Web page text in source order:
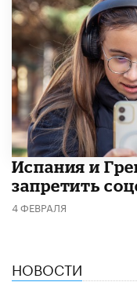
Испания и
запретить
4 ФЕВРАЛЯ
НОВОСТИ